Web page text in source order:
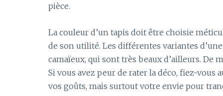
pièce.
La couleur d’un tapis doit être choisie
de son utilité. Les différentes variantes
camaïeux, qui sont très beaux d’ailleurs. De
Si vous avez peur de rater la déco, fiez-vous
vos goûts, mais surtout votre envie pour